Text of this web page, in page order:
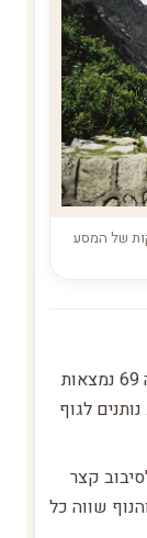
החזקות של המסע
הוארז, קוסקו ולגונה 69 נמצאות
לגוף
קצר
שווה כל